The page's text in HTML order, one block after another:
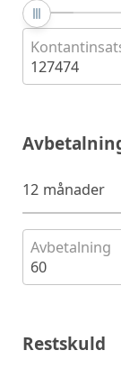
127474
12 månader
Avbetalning
60
Restskuld